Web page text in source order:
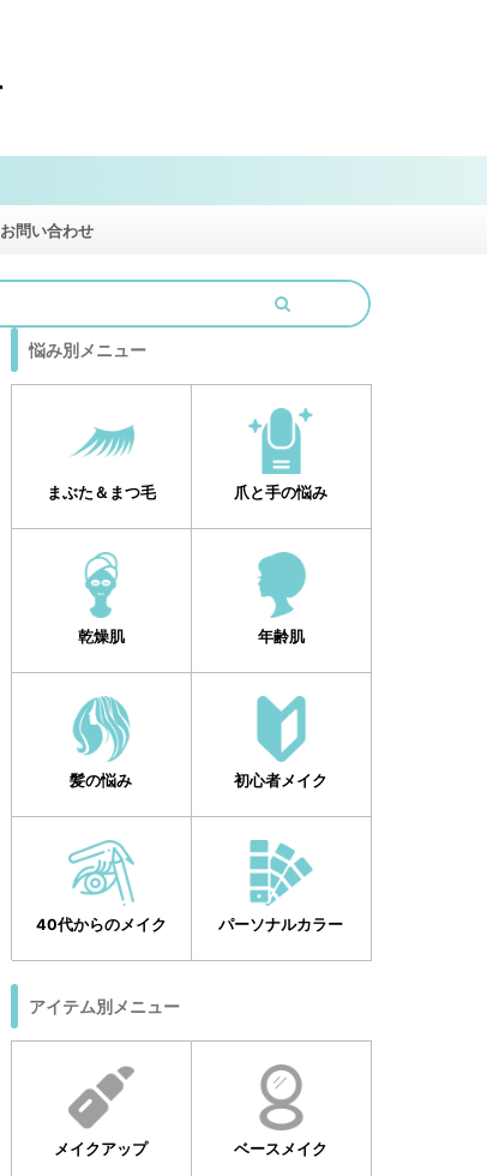
お問い合わせ
悩み別メニュー
まぶた＆まつ毛 爪と手の悩み
乾燥肌 年齢肌
髪の悩み 初心者メイク
40代からのメイク パーソナルカラー
アイテム別メニュー
メイクアップ ベースメイク